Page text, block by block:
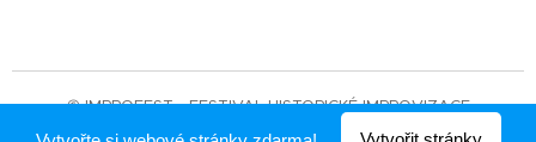
© IMPROFEST - FESTIVAL HISTORICKÉ IMPROVIZACE